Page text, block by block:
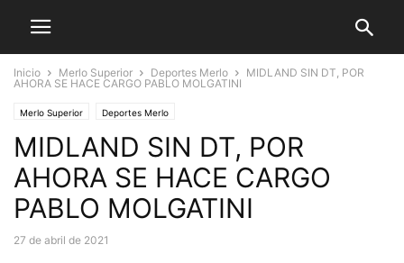
Inicio Merlo Superior Deportes Merlo
MIDLAND SIN DT, POR
AHORA SE HACE CARGO PABLO MOLGATINI
Merlo Superior Deportes Merlo
MIDLAND SIN DT, POR
AHORA SE HACE CARGO
PABLO MOLGATINI
27 de abril de 2021